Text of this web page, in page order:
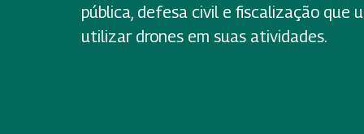
pública, defesa civil e fiscalização que
utilizar drones em suas atividades.